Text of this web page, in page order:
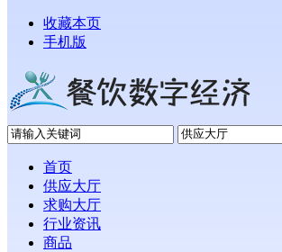
收藏本页
手机版
首页
供应大厅
求购大厅
行业资讯
商品